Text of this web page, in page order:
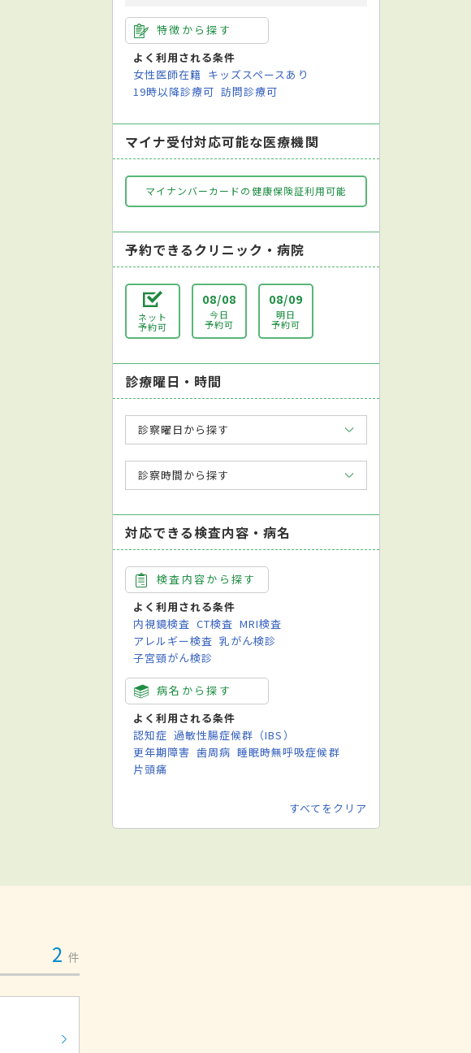
特徴から探す
よく利用される条件
女性医師在籍 キッズスペースあり
19時以降診療可 訪問診療可
マイナ受付対応可能な医療機関
マイナンバーカードの健康保険証利用可能
予約できるクリニック・病院
ネット
予約可
08/08
今日
予約可
08/09
明日
予約可
診療曜日・時間
診察曜日から探す
診察時間から探す
対応できる検査内容・病名
検査内容から探す
よく利用される条件
内視鏡検査 CT検査 MRI検査
アレルギー検査 乳がん検診
子宮頸がん検診
病名から探す
よく利用される条件
認知症 過敏性腸症候群（IBS）
更年期障害 歯周病 睡眠時無呼吸症候群
片頭痛
すべてをクリア
2 件